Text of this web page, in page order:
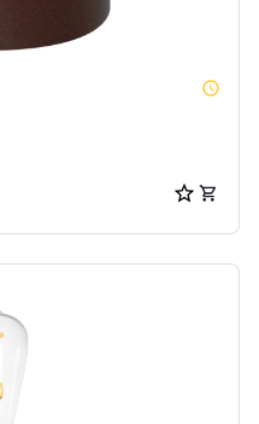
watch_later